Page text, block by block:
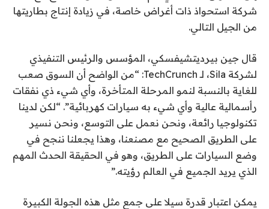
شركة استحواذ ذات أغراض خاصة، في زيادة إنتاج بطاريتها
من الجيل التالي.
قال جين بيرديتشيفسكي، المؤسس والرئيس التنفيذي
لشركة Sila، لـ TechCrunch: “من الواضح أن السوق صعب
للغاية بالنسبة لنمو المرحلة المتأخرة، وأي شيء ذي نفقات
رأسمالية عالية وأي شيء به سيارات كهربائية”. “لكن لدينا
تكنولوجيا رائعة، ونحن نعمل على التوسع، ونحن نسير
على الطريق الصحيح مع مصنعنا، وهذا يجعلنا ننجح في
وضع السيارات على الطريق، وهو في الحقيقة الحدث المهم
الذي يريد الجميع في العالم رؤيته.”
يمكن اعتبار قدرة سيلا على جمع مثل هذه الجولة الكبيرة